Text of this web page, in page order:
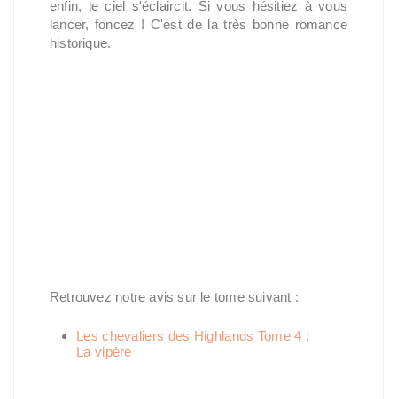
enfin, le ciel s'éclaircit. Si vous hésitiez à vous
lancer, foncez ! C'est de la très bonne romance
historique.
Retrouvez notre avis sur le tome suivant :
Les chevaliers des Highlands Tome 4 :
La vipère